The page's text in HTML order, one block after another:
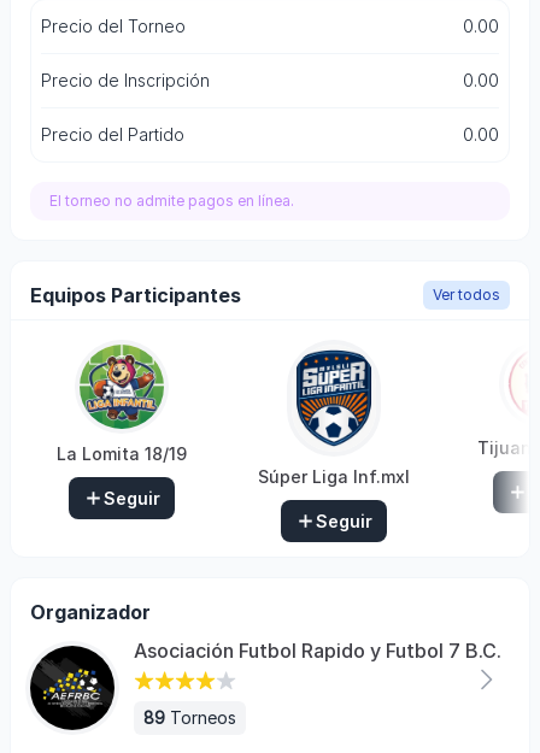
Precio del Torneo 0.00
Precio de Inscripción 0.00
Precio del Partido 0.00
El torneo no admite pagos en línea.
Equipos Participantes Ver todos
La Lomita 18/19
Seguir
Súper Liga Inf.mxl
Seguir
Organizador
Asociación Futbol Rapido y Futbol 7 B.C.
89 Torneos